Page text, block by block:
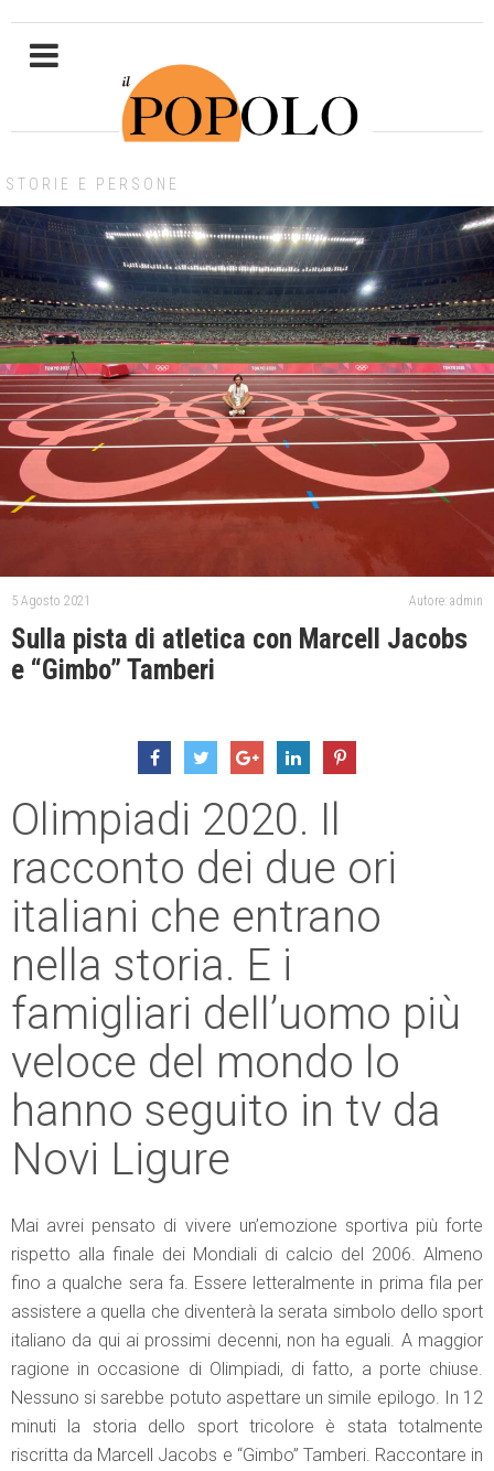
STORIE E PERSONE
5 Agosto 2021 Autore: admin
Sulla pista di atletica con Marcell Jacobs
e “Gimbo” Tamberi
Olimpiadi 2020. Il
racconto dei due ori
italiani che entrano
nella storia. E i
famigliari dell’uomo più
veloce del mondo lo
hanno seguito in tv da
Novi Ligure
Mai avrei pensato di vivere un’emozione sportiva più forte
rispetto alla finale dei Mondiali di calcio del 2006. Almeno
fino a qualche sera fa. Essere letteralmente in prima fila per
assistere a quella che diventerà la serata simbolo dello sport
italiano da qui ai prossimi decenni, non ha eguali. A maggior
ragione in occasione di Olimpiadi, di fatto, a porte chiuse.
Nessuno si sarebbe potuto aspettare un simile epilogo. In 12
minuti la storia dello sport tricolore è stata totalmente
riscritta da Marcell Jacobs e “Gimbo” Tamberi. Raccontare in